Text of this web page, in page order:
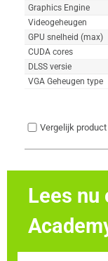
Graphics Engine
Videogeheugen
GPU snelheid (max)
CUDA cores
DLSS versie
VGA Geheugen type
Vergelijk product
Lees nu